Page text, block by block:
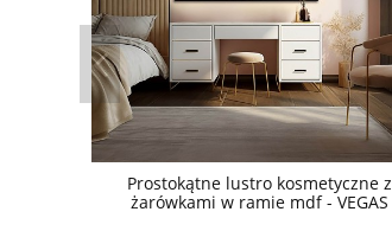
Prostokątne lustro kosmetyczne z
żarówkami w ramie mdf - VEGAS